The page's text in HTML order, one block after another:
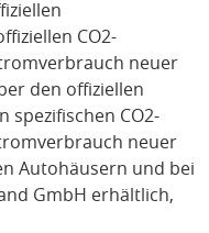
CO2-
neuer
den offiziellen
spezifischen CO2-
neuer
Autohäusern und bei
GmbH erhältlich,